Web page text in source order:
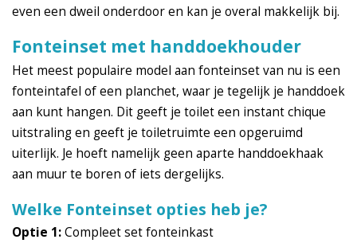
even een dweil onderdoor en kan je overal makkelijk bij.
Fonteinset met handdoekhouder
Het meest populaire model aan fonteinset van nu is een
fonteintafel of een planchet, waar je tegelijk je handdoek
aan kunt hangen. Dit geeft je toilet een instant chique
uitstraling en geeft je toiletruimte een opgeruimd
uiterlijk. Je hoeft namelijk geen aparte handdoekhaak
aan muur te boren of iets dergelijks.
Welke Fonteinset opties heb je?
Optie 1:Compleet set fonteinkast